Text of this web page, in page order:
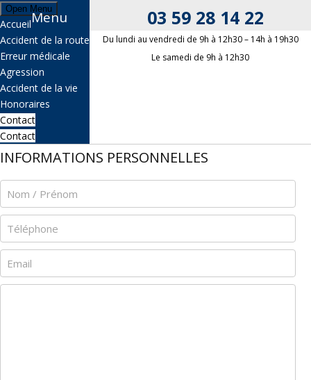
03 59 28 14 22
OBJET DE VOTRE DEMANDE
INFORMATIONS PERSONNELLES
Open Menu
Menu
Accueil
Accident de la route
Erreur médicale
Agression
Accident de la vie
Honoraires
Contact
Contact
03 59 28 14 22
Du lundi au vendredi de 9h à 12h30 – 14h à 19h30
Le samedi de 9h à 12h30